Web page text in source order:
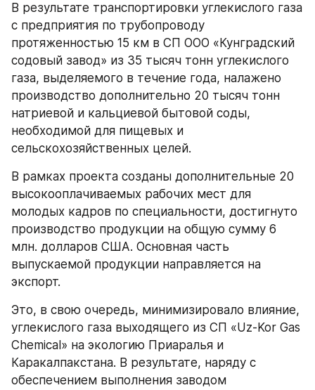
В результате транспортировки углекислого газа
с предприятия по трубопроводу
протяженностью 15 км в СП ООО «Кунградский
содовый завод» из 35 тысяч тонн углекислого
газа, выделяемого в течение года, налажено
производство дополнительно 20 тысяч тонн
натриевой и кальциевой бытовой соды,
необходимой для пищевых и
сельскохозяйственных целей.
В рамках проекта созданы дополнительные 20
высокооплачиваемых рабочих мест для
молодых кадров по специальности, достигнуто
производство продукции на общую сумму 6
млн. долларов США. Основная часть
выпускаемой продукции направляется на
экспорт.
Это, в свою очередь, минимизировало влияние,
углекислого газа выходящего из СП «Uz-Kor Gas
Chemical» на экологию Приаралья и
Каракалпакстана. В результате, наряду с
обеспечением выполнения заводом